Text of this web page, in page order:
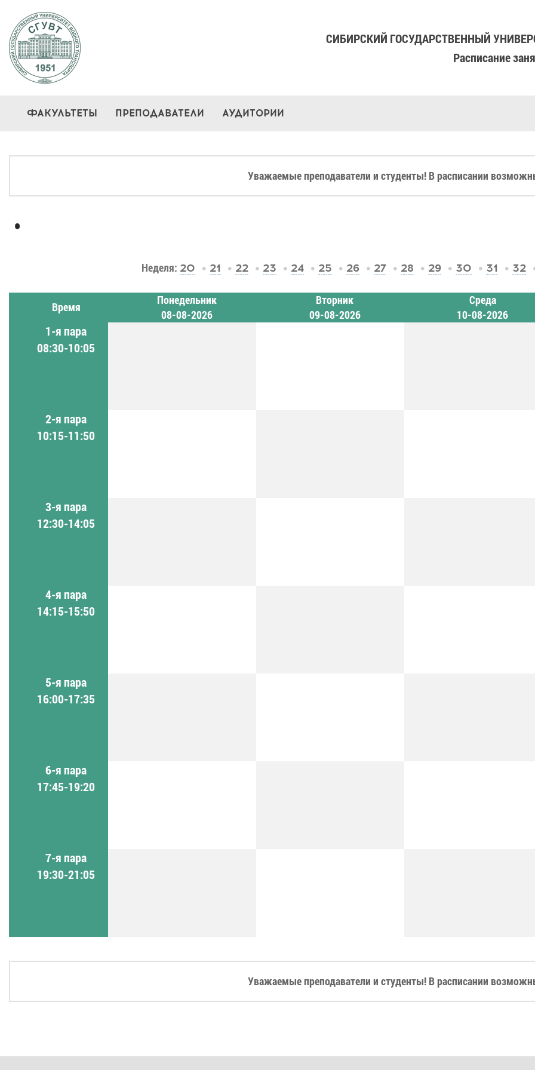
СИБИРСКИЙ ГОСУДАРСТВЕННЫЙ
Расписание
ФАКУЛЬТЕТЫ ПРЕПОДАВАТЕЛИ АУДИТОРИИ
Уважаемые преподаватели и студенты! В расписании
•
Неделя: 20 21 22 23 24 25 26 27 28 29 30 31 32
Время
Понедельник
08-08-2026
Вторник
09-08-2026
Среда
10-08-2026
1-я пара
08:30-10:05
2-я пара
10:15-11:50
3-я пара
12:30-14:05
4-я пара
14:15-15:50
5-я пара
16:00-17:35
6-я пара
17:45-19:20
7-я пара
19:30-21:05
Уважаемые преподаватели и студенты! В расписании